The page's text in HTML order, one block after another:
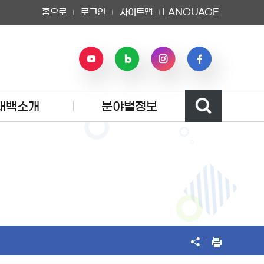
홈으로 로그인 사이트맵 LANGUAGE
백소개 분야별정보